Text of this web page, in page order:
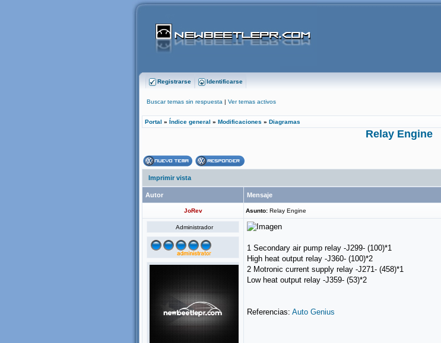
Registrarse Identificarse
Buscar temas sin respuesta | Ver temas activos
Portal » Índice general » Modificaciones » Diagramas
Relay Engine
Imprimir vista
Autor Mensaje
JoRev Asunto: Relay Engine
Administrador
1 Secondary air pump relay -J299- (100)*1
High heat output relay -J360- (100)*2
2 Motronic current supply relay -J271- (458)*1
Low heat output relay -J359- (53)*2
Referencias: Auto Genius